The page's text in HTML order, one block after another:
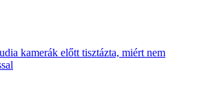
kamerák előtt tisztázta, miért nem